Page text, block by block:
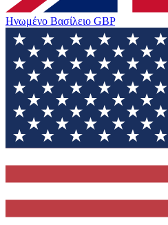
Ηνωμένο Βασίλειο GBP